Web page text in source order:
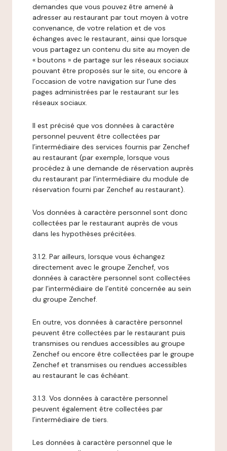
demandes que vous pouvez être amené à
adresser au restaurant par tout moyen à votre
convenance, de votre relation et de vos
échanges avec le restaurant, ainsi que lorsque
vous partagez un contenu du site au moyen de
« boutons » de partage sur les réseaux sociaux
pouvant être proposés sur le site, ou encore à
l’occasion de votre navigation sur l’une des
pages administrées par le restaurant sur les
réseaux sociaux.
Il est précisé que vos données à caractère
personnel peuvent être collectées par
l’intermédiaire des services fournis par Zenchef
au restaurant (par exemple, lorsque vous
procédez à une demande de réservation auprès
du restaurant par l’intermédiaire du module de
réservation fourni par Zenchef au restaurant).
Vos données à caractère personnel sont donc
collectées par le restaurant auprès de vous
dans les hypothèses précitées.
3.1.2. Par ailleurs, lorsque vous échangez
directement avec le groupe Zenchef, vos
données à caractère personnel sont collectées
par l’intermédiaire de l’entité concernée au sein
du groupe Zenchef.
En outre, vos données à caractère personnel
peuvent être collectées par le restaurant puis
transmises ou rendues accessibles au groupe
Zenchef ou encore être collectées par le groupe
Zenchef et transmises ou rendues accessibles
au restaurant le cas échéant.
3.1.3. Vos données à caractère personnel
peuvent également être collectées par
l’intermédiaire de tiers.
Les données à caractère personnel que le